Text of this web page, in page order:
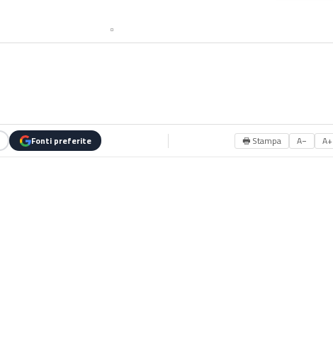
Fonti preferite 🖶 Stampa A− A+